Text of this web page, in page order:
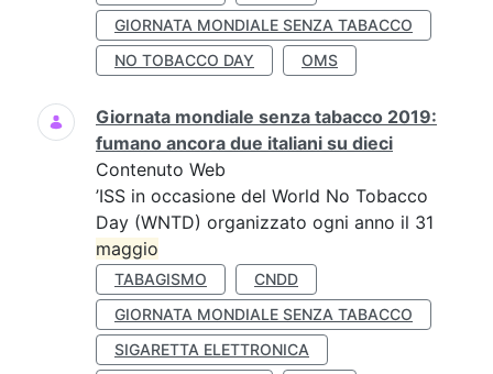
GIORNATA MONDIALE SENZA TABACCO
NO TOBACCO DAY
OMS
Giornata mondiale senza tabacco 2019:
fumano ancora due italiani su dieci
Contenuto Web
’ISS in occasione del World No Tobacco
Day (WNTD) organizzato ogni anno il 31
maggio
TABAGISMO
CNDD
GIORNATA MONDIALE SENZA TABACCO
SIGARETTA ELETTRONICA